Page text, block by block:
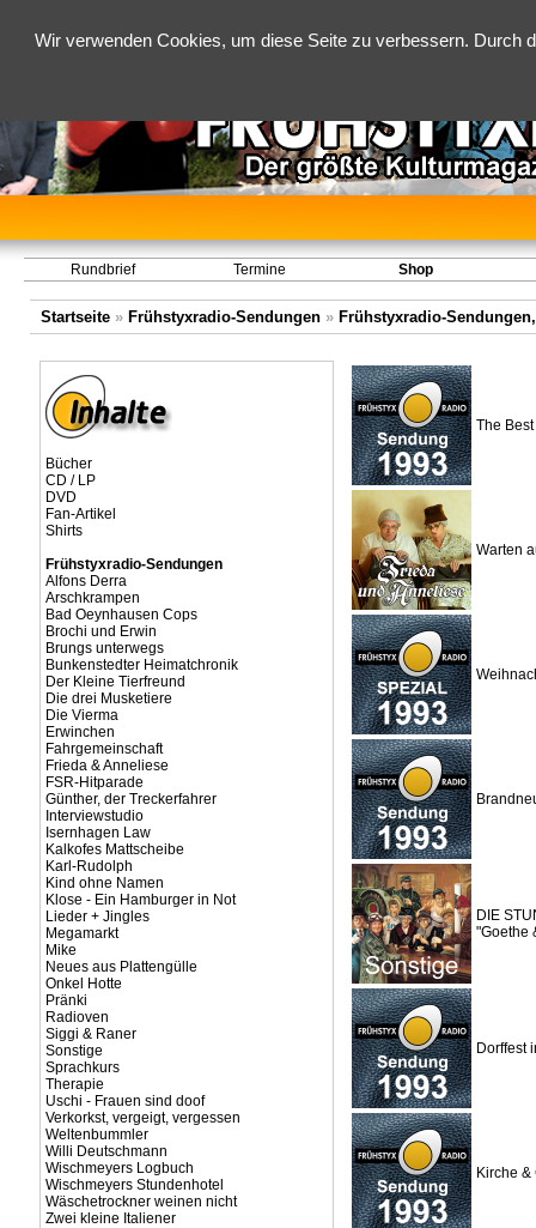
Wir verwenden Cookies, um diese Seite zu verbessern.
Rundbrief Termine Shop
Startseite» Frühstyxradio-Sendungen» Frühstyxradio-
Bücher
CD / LP
DVD
Fan-Artikel
Shirts
Frühstyxradio-Sendungen
Alfons Derra
Arschkrampen
Bad Oeynhausen Cops
Brochi und Erwin
Brungs unterwegs
Bunkenstedter Heimatchronik
Der Kleine Tierfreund
Die drei Musketiere
Die Vierma
Erwinchen
Fahrgemeinschaft
Frieda & Anneliese
FSR-Hitparade
Günther, der Treckerfahrer
Interviewstudio
Isernhagen Law
Kalkofes Mattscheibe
Karl-Rudolph
Kind ohne Namen
Klose - Ein Hamburger in Not
Lieder + Jingles
Megamarkt
Mike
Neues aus Plattengülle
Onkel Hotte
Pränki
Radioven
Siggi & Raner
Sonstige
Sprachkurs
Therapie
Uschi - Frauen sind doof
Verkorkst, vergeigt, vergessen
Weltenbummler
Willi Deutschmann
Wischmeyers Logbuch
Wischmeyers Stundenhotel
Wäschetrockner weinen nicht
Zwei kleine Italiener
The
Warten
DIE
"Goethe
Dorffest
Kirche